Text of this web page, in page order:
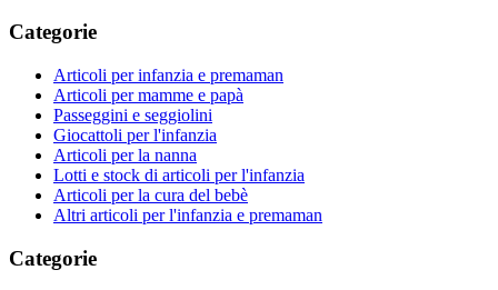
Categorie
Articoli per infanzia e premaman
Articoli per mamme e papà
Passeggini e seggiolini
Giocattoli per l'infanzia
Articoli per la nanna
Lotti e stock di articoli per l'infanzia
Articoli per la cura del bebè
Altri articoli per l'infanzia e premaman
Categorie